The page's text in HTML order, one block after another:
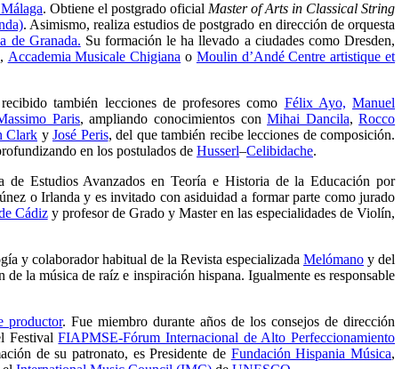
. Obtiene el postgrado oficial Master of Arts in Classical String
. Asimismo, realiza estudios de postgrado en dirección de orquesta
de Granada. Su formación le ha llevado a ciudades como Dresden,
, Accademia Musicale Chigiana o Moulin d’Andé Centre artistique et
también lecciones de profesores como Félix Ayo, Manuel
Paris, ampliando conocimientos conMihai Dancila,Rocco
Clark y José Peris, del que también recibe lecciones de composición.
en los postulados de Husserl–Celibidache.
Estudios Avanzados en Teoría e Historia de la Educación por
o Irlanda y es invitado con asiduidad a formar parte como jurado
Cádizy profesor de Grado y Master en las especialidades de Violín,
y colaborador habitual de la Revista especializada Melómano y del
la música de raíz e inspiración hispana. Igualmente es responsable
productor. Fue miembro durante años de los consejos de dirección
FestivalFIAPMSE-Fórum Internacional de Alto Perfeccionamiento
de su patronato, es Presidente de Fundación Hispania Música,